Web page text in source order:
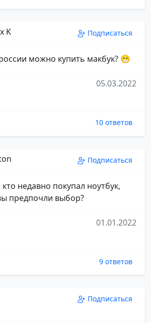
K Подписаться
можно купить макбук? 😁
05.03.2022
10 ответов
Подписаться
недавно покупал ноутбук,
предпочли выбор?
01.01.2022
9 ответов
Подписаться